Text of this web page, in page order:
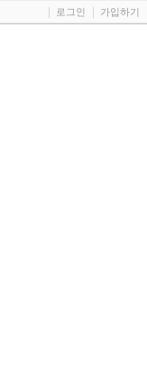
로그인 가입하기